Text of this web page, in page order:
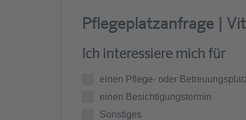
Pflegeplatzanfrage |
Ich interessiere mich für
einen Pflege- oder
einen Besichtigungstermin
Sonstiges